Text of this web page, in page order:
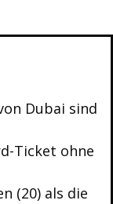
Dubai sind
Ticket ohne
(20) als die